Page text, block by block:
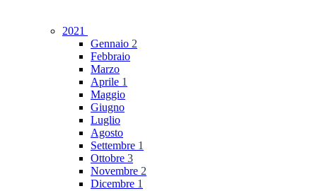
2021
Gennaio 2
Febbraio
Marzo
Aprile 1
Maggio
Giugno
Luglio
Agosto
Settembre 1
Ottobre 3
Novembre 2
Dicembre 1